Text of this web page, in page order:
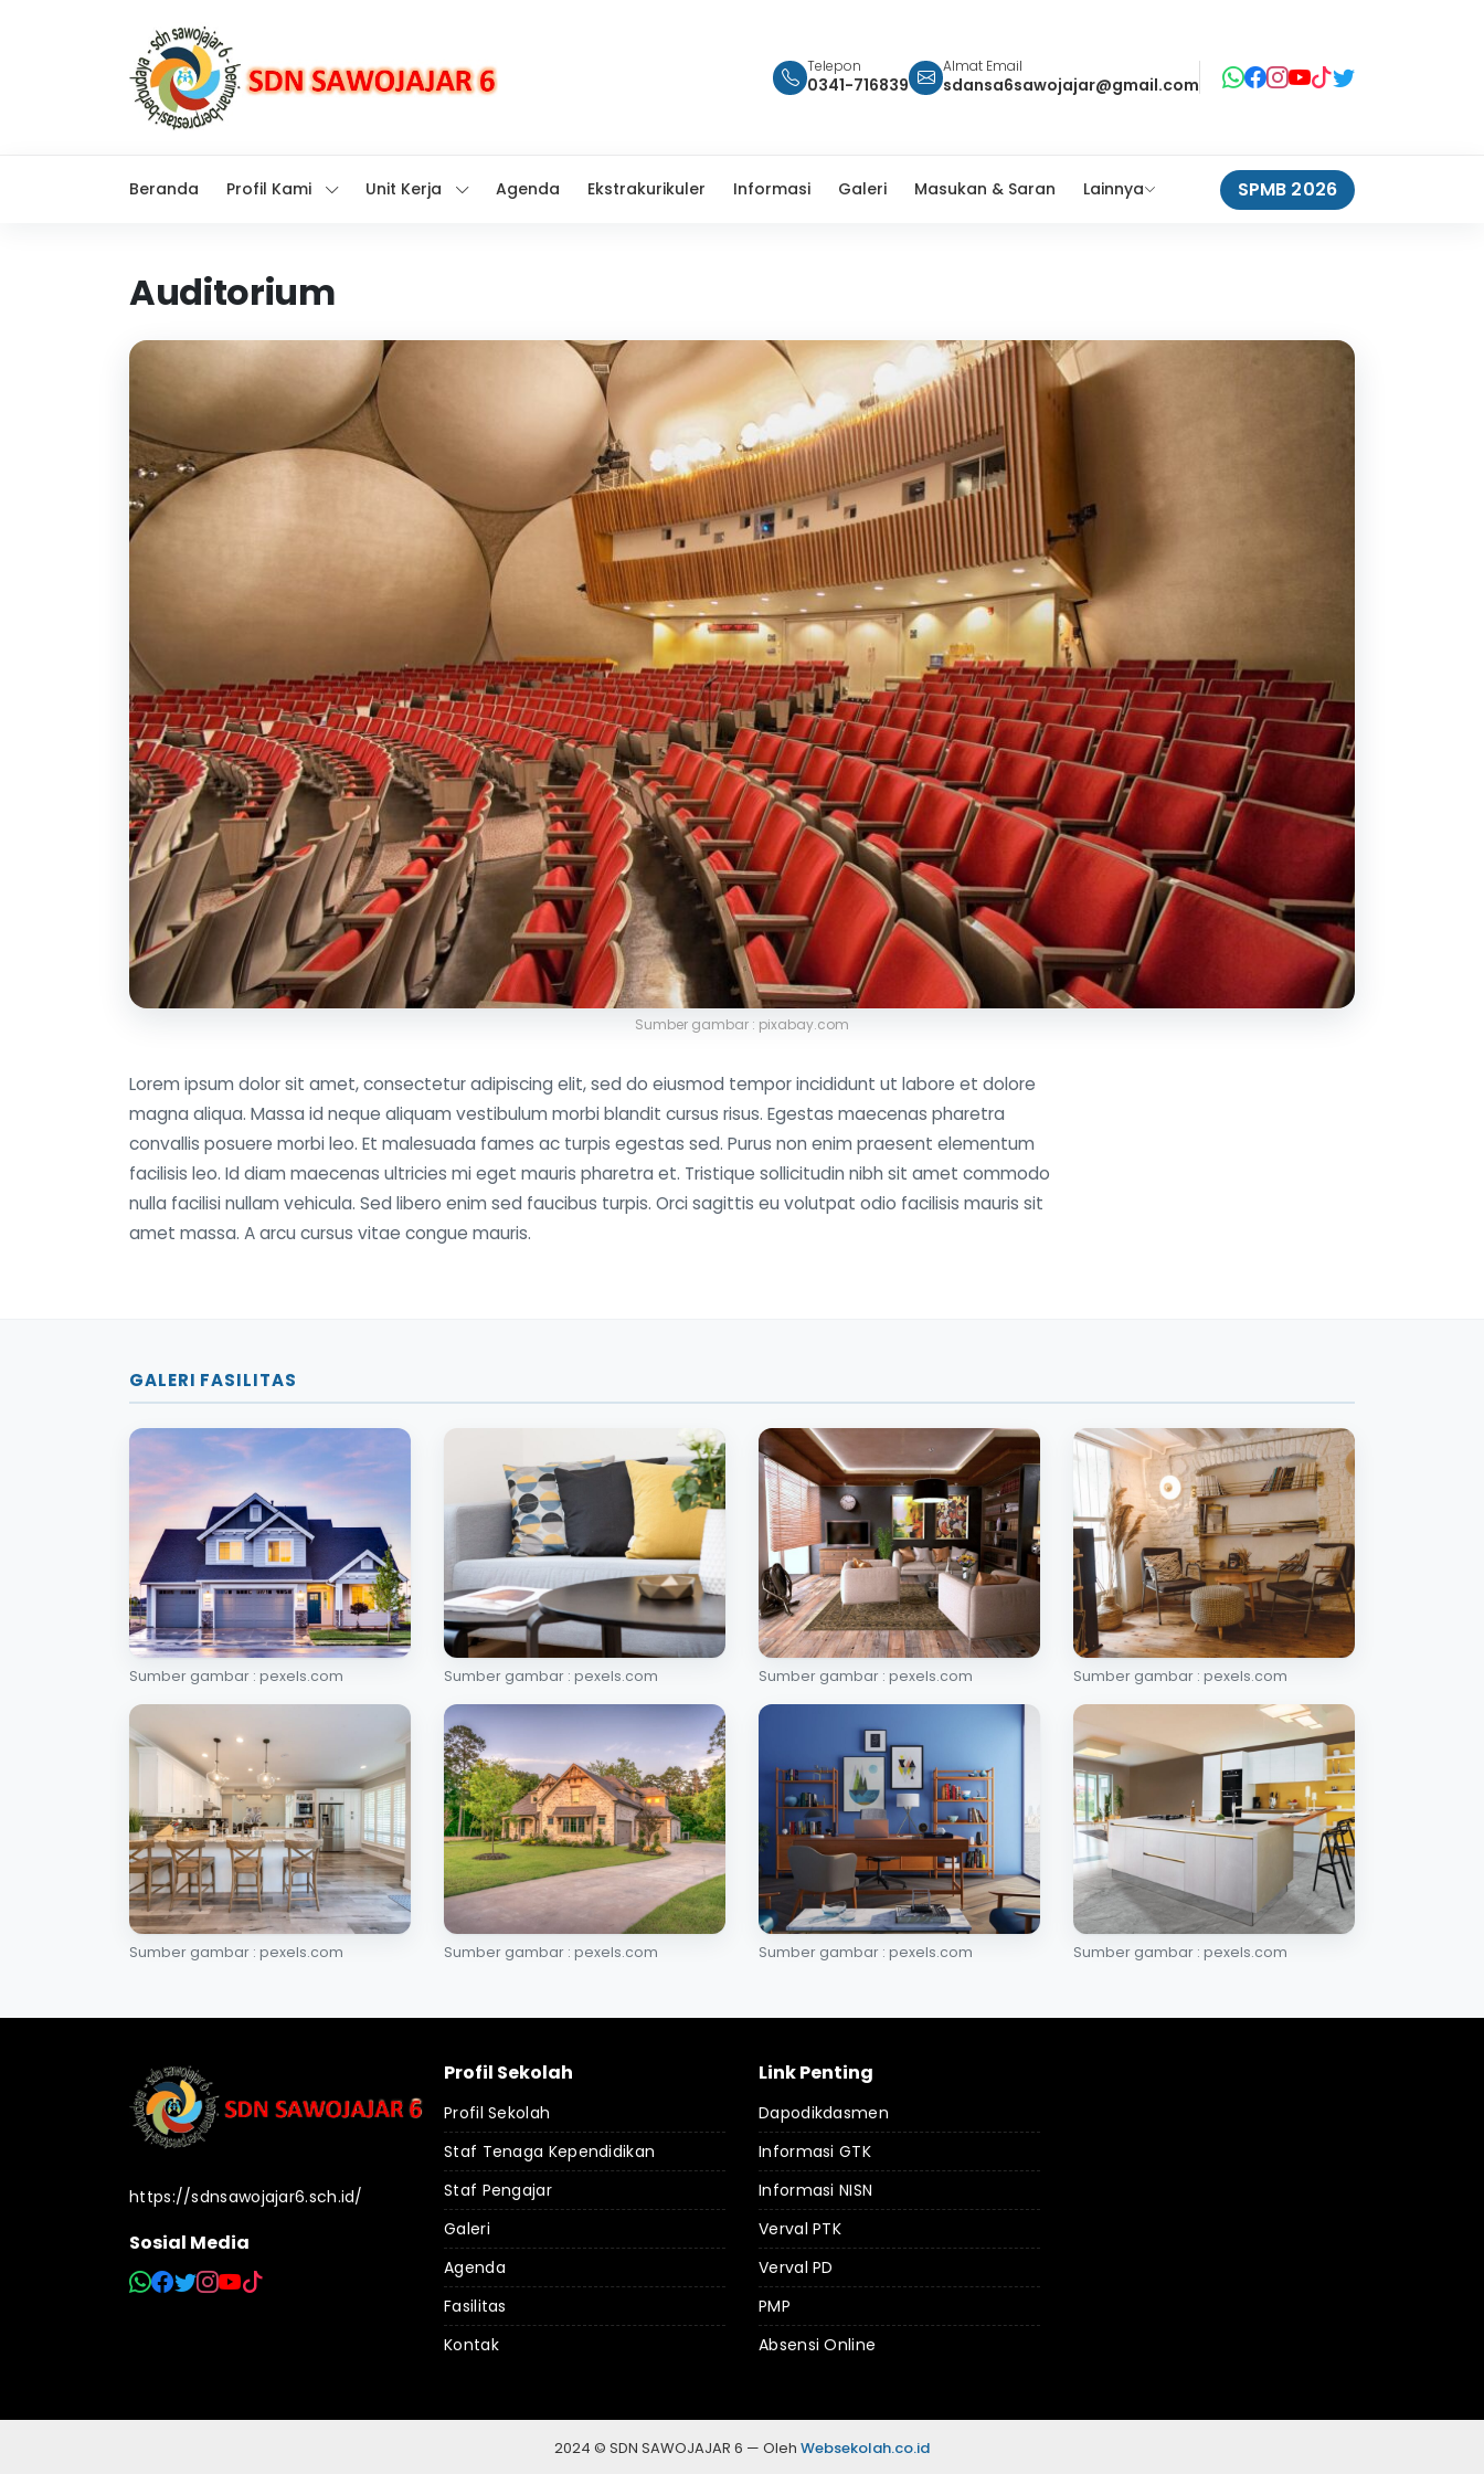
Telepon
0341-716839
Almat Email
sdansa6sawojajar@gmail.com
Beranda Profil Kami Unit Kerja Agenda Ekstrakurikuler Informasi Galeri Masukan & Saran Lainnya SPMB 2026
Auditorium
Sumber gambar : pixabay.com
Lorem ipsum dolor sit amet, consectetur adipiscing elit, sed do eiusmod tempor incididunt ut labore et dolore
magna aliqua. Massa id neque aliquam vestibulum morbi blandit cursus risus. Egestas maecenas pharetra
convallis posuere morbi leo. Et malesuada fames ac turpis egestas sed. Purus non enim praesent elementum
facilisis leo. Id diam maecenas ultricies mi eget mauris pharetra et. Tristique sollicitudin nibh sit amet commodo
nulla facilisi nullam vehicula. Sed libero enim sed faucibus turpis. Orci sagittis eu volutpat odio facilisis mauris sit
amet massa. A arcu cursus vitae congue mauris.
GALERI FASILITAS
Sumber gambar : pexels.com Sumber gambar : pexels.com Sumber gambar : pexels.com Sumber gambar : pexels.com
Sumber gambar : pexels.com Sumber gambar : pexels.com Sumber gambar : pexels.com Sumber gambar : pexels.com
https://sdnsawojajar6.sch.id/
Sosial Media
Profil Sekolah
Profil Sekolah
Staf Tenaga Kependidikan
Staf Pengajar
Galeri
Agenda
Fasilitas
Kontak
Link Penting
Dapodikdasmen
Informasi GTK
Informasi NISN
Verval PTK
Verval PD
PMP
Absensi Online
2024 © SDN SAWOJAJAR 6 — Oleh Websekolah.co.id